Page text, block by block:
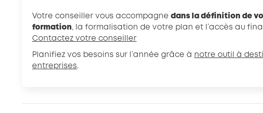
Votre conseiller vous accompagne dans la définition de
formation, la formalisation de votre plan et l’accès au
Contactez votre conseiller
Planifiez vos besoins sur l’année grâce à notre outil à
entreprises.